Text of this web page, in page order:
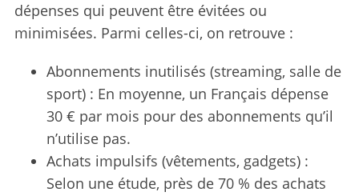
dépenses qui peuvent être évitées ou
minimisées. Parmi celles-ci, on retrouve :
Abonnements inutilisés (streaming, salle de
sport) : En moyenne, un Français dépense
30 € par mois pour des abonnements qu’il
n’utilise pas.
Achats impulsifs (vêtements, gadgets) :
Selon une étude, près de 70 % des achats